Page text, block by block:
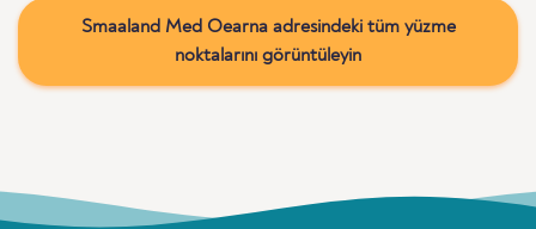
Smaaland Med Oearna adresindeki tüm yüzme
noktalarını görüntüleyin